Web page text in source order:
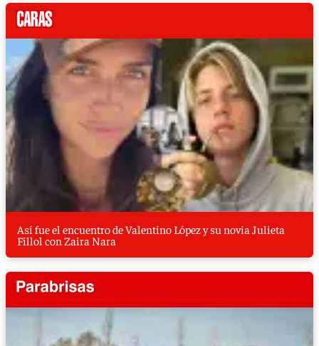
Así fue el encuentro de Valentino López y su novia Julieta
Fillol con Zaira Nara